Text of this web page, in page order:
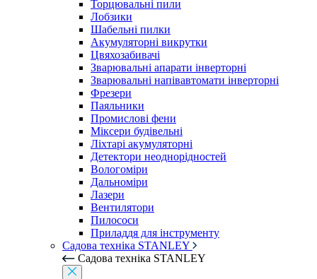
Торцювальні пили
Лобзики
Шабельні пилки
Акумуляторні викрутки
Цвяхозабивачі
Зварювальні апарати інверторні
Зварювальні напівавтомати інверторні
Фрезери
Паяльники
Промислові фени
Міксери будівельні
Ліхтарі акумуляторні
Детектори неоднорідностей
Вологоміри
Дальноміри
Лазери
Вентилятори
Пилососи
Приладдя для інструменту
Садова техніка STANLEY
Садова техніка STANLEY